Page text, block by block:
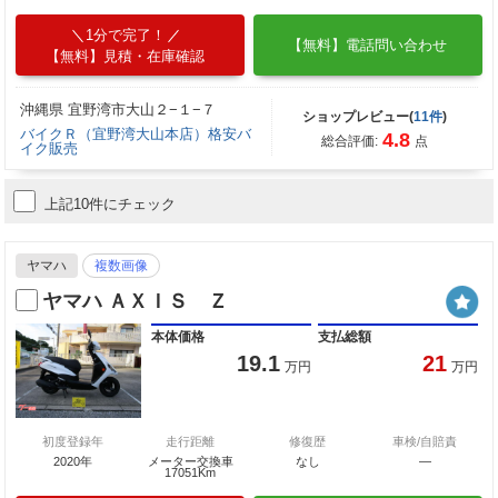
1分で完了！
【無料】見積・在庫確認
【無料】電話問い合わせ
沖縄県 宜野湾市大山２−１−７
バイクＲ（宜野湾大山本店）格安バ
イク販売
ショップレビュー(11件)
総合評価: 4.8 点
上記10件にチェック
ヤマハ 複数画像
ヤマハ ＡＸＩＳ Ｚ
本体価格
19.1 万円
支払総額
21 万円
初度登録年
2020年
走行距離
メーター交換車
17051Km
修復歴
なし
車検/自賠責
―